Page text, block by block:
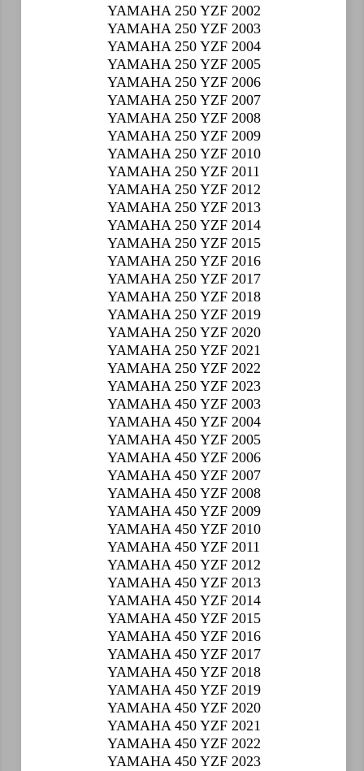
YAMAHA 250 YZF 2002
YAMAHA 250 YZF 2003
YAMAHA 250 YZF 2004
YAMAHA 250 YZF 2005
YAMAHA 250 YZF 2006
YAMAHA 250 YZF 2007
YAMAHA 250 YZF 2008
YAMAHA 250 YZF 2009
YAMAHA 250 YZF 2010
YAMAHA 250 YZF 2011
YAMAHA 250 YZF 2012
YAMAHA 250 YZF 2013
YAMAHA 250 YZF 2014
YAMAHA 250 YZF 2015
YAMAHA 250 YZF 2016
YAMAHA 250 YZF 2017
YAMAHA 250 YZF 2018
YAMAHA 250 YZF 2019
YAMAHA 250 YZF 2020
YAMAHA 250 YZF 2021
YAMAHA 250 YZF 2022
YAMAHA 250 YZF 2023
YAMAHA 450 YZF 2003
YAMAHA 450 YZF 2004
YAMAHA 450 YZF 2005
YAMAHA 450 YZF 2006
YAMAHA 450 YZF 2007
YAMAHA 450 YZF 2008
YAMAHA 450 YZF 2009
YAMAHA 450 YZF 2010
YAMAHA 450 YZF 2011
YAMAHA 450 YZF 2012
YAMAHA 450 YZF 2013
YAMAHA 450 YZF 2014
YAMAHA 450 YZF 2015
YAMAHA 450 YZF 2016
YAMAHA 450 YZF 2017
YAMAHA 450 YZF 2018
YAMAHA 450 YZF 2019
YAMAHA 450 YZF 2020
YAMAHA 450 YZF 2021
YAMAHA 450 YZF 2022
YAMAHA 450 YZF 2023